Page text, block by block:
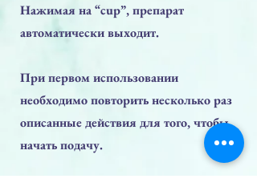
Нажимая на “cup”, препарат
автоматически выходит.
При первом использовании
необходимо повторить несколько раз
описанные действия для того, чтобы
начать подачу.